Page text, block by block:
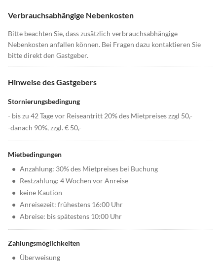
Verbrauchsabhängige Nebenkosten
Bitte beachten Sie, dass zusätzlich verbrauchsabhängige
Nebenkosten anfallen können. Bei Fragen dazu kontaktieren Sie
bitte direkt den Gastgeber.
Hinweise des Gastgebers
Stornierungsbedingung
- bis zu 42 Tage vor Reiseantritt 20% des Mietpreises zzgl 50,-
-danach 90%, zzgl. € 50,-
Mietbedingungen
• Anzahlung: 30% des Mietpreises bei Buchung
• Restzahlung: 4 Wochen vor Anreise
• keine Kaution
• Anreisezeit: frühestens 16:00 Uhr
• Abreise: bis spätestens 10:00 Uhr
Zahlungsmöglichkeiten
• Überweisung